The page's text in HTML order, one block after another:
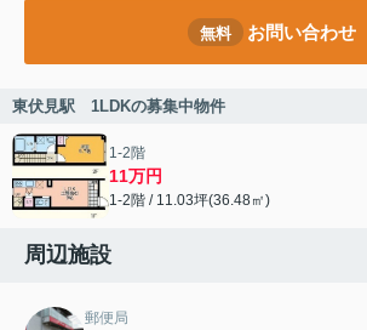
無料 お問い合わせ
東伏見駅 1LDKの募集中物件
1-2階
11万円
1-2階 / 11.03坪(36.48㎡)
周辺施設
郵便局